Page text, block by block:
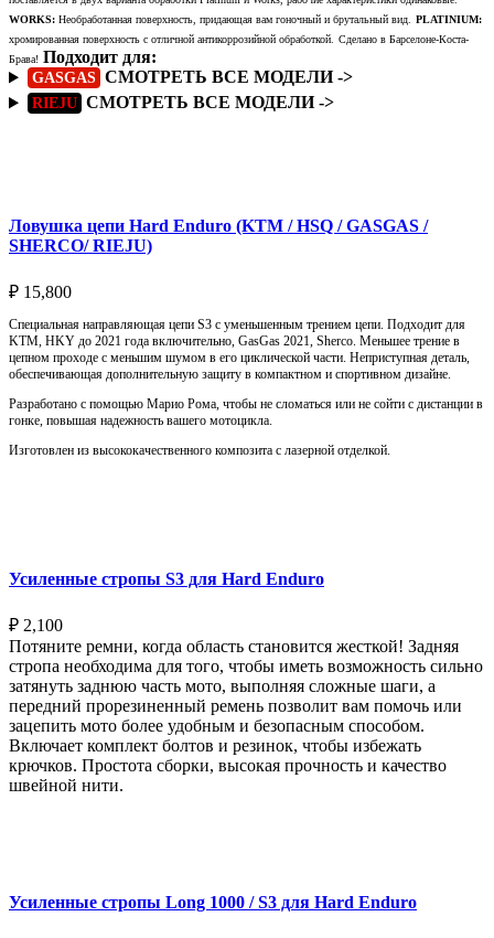
WORKS: Необработанная поверхность, придающая вам гоночный и брутальный вид. PLATINIUM:
хромированная поверхность с отличной антикоррозийной обработкой. Сделано в Барселоне-Коста-
Брава! Подходит для:
GASGAS СМОТРЕТЬ ВСЕ МОДЕЛИ ->
RIEJU СМОТРЕТЬ ВСЕ МОДЕЛИ ->
Ловушка цепи Hard Enduro (KTM / HSQ / GASGAS /
SHERCO/ RIEJU)
₽ 15,800
Специальная направляющая цепи S3 с уменьшенным трением цепи. Подходит для
KTM, HKY до 2021 года включительно, GasGas 2021, Sherco. Меньшее трение в
цепном проходе с меньшим шумом в его циклической части. Неприступная деталь,
обеспечивающая дополнительную защиту в компактном и спортивном дизайне.
Разработано с помощью Марио Рома, чтобы не сломаться или не сойти с дистанции в
гонке, повышая надежность вашего мотоцикла.
Изготовлен из высококачественного композита с лазерной отделкой.
Усиленные стропы S3 для Hard Enduro
₽ 2,100
Потяните ремни, когда область становится жесткой! Задняя
стропа необходима для того, чтобы иметь возможность сильно
затянуть заднюю часть мото, выполняя сложные шаги, а
передний прорезиненный ремень позволит вам помочь или
зацепить мото более удобным и безопасным способом.
Включает комплект болтов и резинок, чтобы избежать
крючков. Простота сборки, высокая прочность и качество
швейной нити.
Усиленные стропы Long 1000 / S3 для Hard Enduro